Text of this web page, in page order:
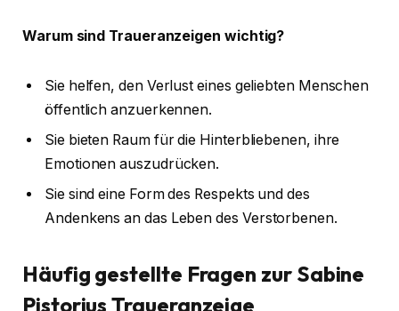
Warum sind Traueranzeigen wichtig?
Sie helfen, den Verlust eines geliebten Menschen
öffentlich anzuerkennen.
Sie bieten Raum für die Hinterbliebenen, ihre
Emotionen auszudrücken.
Sie sind eine Form des Respekts und des
Andenkens an das Leben des Verstorbenen.
Häufig gestellte Fragen zur Sabine
Pistorius Traueranzeige